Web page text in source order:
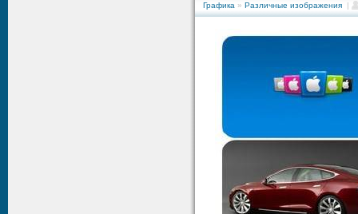
Графика » Различные изображения |